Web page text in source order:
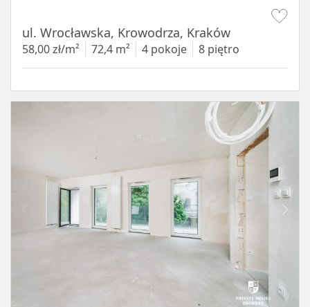
ul. Wrocławska, Krowodrza, Kraków
58,00 zł/m² 72,4 m² 4 pokoje 8 piętro